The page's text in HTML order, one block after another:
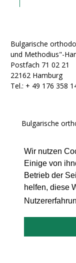
Wir nutzen
Einige von
Betrieb der
helfen, diese
Bulgarische
und Methodius"-
Postfach 71 02 21
22162 Hamburg
Tel.: + ‭49 176 358
Bulgarische
© 2007 - 2026